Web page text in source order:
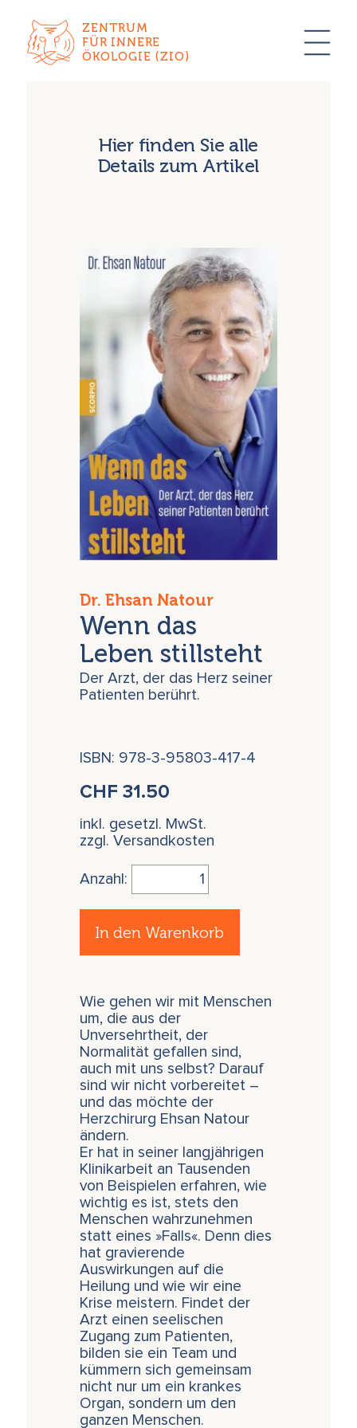
ZENTRUM
FÜR INNERE
ÖKOLOGIE (ZIO)
Hier finden Sie alle
Details zum Artikel
Dr. Ehsan Natour
Wenn das
Leben stillsteht
Der Arzt, der das Herz seiner
Patienten berührt.
ISBN: 978-3-95803-417-4
CHF31.50
inkl. gesetzl. MwSt.
zzgl. Versandkosten
Anzahl:
In den Warenkorb
Wie gehen wir mit Menschen
um, die aus der
Unversehrtheit, der
Normalität gefallen sind,
auch mit uns selbst? Darauf
sind wir nicht vorbereitet –
und das möchte der
Herzchirurg Ehsan Natour
ändern.
Er hat in seiner langjährigen
Klinikarbeit an Tausenden
von Beispielen erfahren, wie
wichtig es ist, stets den
Menschen wahrzunehmen
statt eines »Falls«. Denn dies
hat gravierende
Auswirkungen auf die
Heilung und wie wir eine
Krise meistern. Findet der
Arzt einen seelischen
Zugang zum Patienten,
bilden sie ein Team und
kümmern sich gemeinsam
nicht nur um ein krankes
Organ, sondern um den
ganzen Menschen.